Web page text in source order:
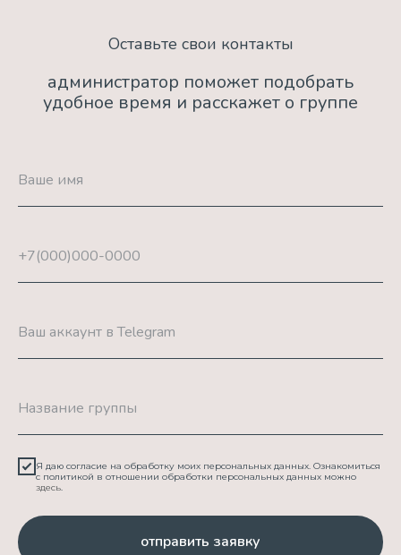
Оставьте свои контакты
администратор поможет подобрать
удобное время и расскажет о группе
Ваше имя
+7(000)000-0000
Ваш аккаунт в Telegram
Название группы
Я даю согласие на обработку моих персональных данных. Ознакомиться
с политикой в отношении обработки персональных данных можно
здесь
отправить заявку